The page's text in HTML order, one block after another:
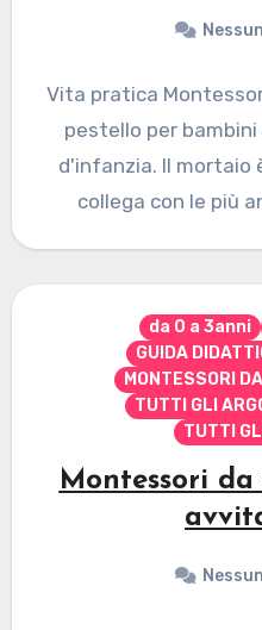
Vita pratica
pestello per
d'infanzia. Il mortaio
collega con le più
da 0 a 3anni
GUIDA
MONTESSORI
TUTTI GLI
TUTTI
Montessori